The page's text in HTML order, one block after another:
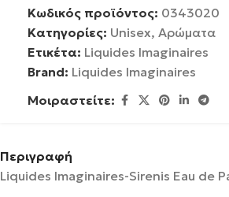
Κωδικός προϊόντος: 0343020
Κατηγορίες: Unisex, Αρώματα
Ετικέτα: Liquides Imaginaires
Brand: Liquides Imaginaires
Μοιραστείτε:
Περιγραφή
Liquides Imaginaires-Sirenis Eau de